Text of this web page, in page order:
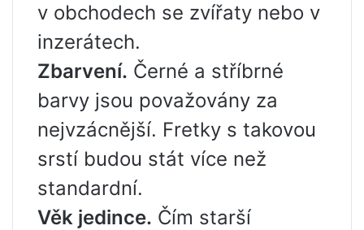
v obchodech se zvířaty nebo v
inzerátech.
Zbarvení. Černé a stříbrné
barvy jsou považovány za
nejvzácnější. Fretky s takovou
srstí budou stát více než
standardní.
Věk jedince. Čím starší